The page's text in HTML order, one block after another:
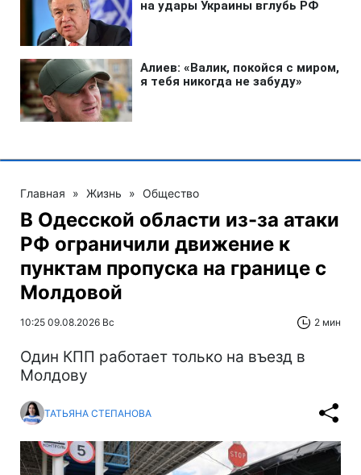
Главная » Жизнь » Общество
В Одесской области из-за атаки
РФ ограничили движение к
пунктам пропуска на границе с
Молдовой
10:25 09.08.2026 Вс 2 мин
Один КПП работает только на въезд в
Молдову
ТАТЬЯНА СТЕПАНОВА